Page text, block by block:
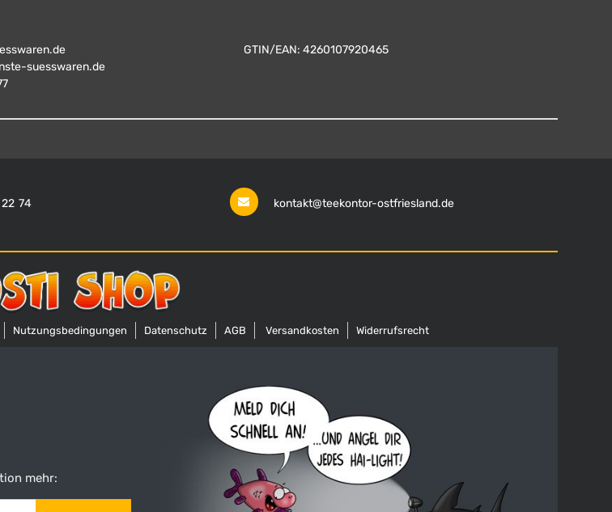
suesswaren.de
GTIN/EAN: 4260107920465
74 kontakt@teekontor-ostfriesland.de
Nutzungsbedingungen Datenschutz AGB Versandkosten Widerrufsrecht
mehr: